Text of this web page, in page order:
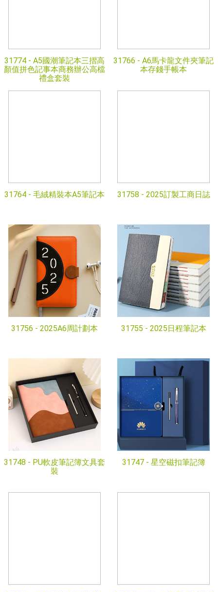
31774 - A5國潮筆記本三摺高
顏值拼色記事本商務辦公高檔
禮盒套裝
31766 - A6馬卡龍文件夾筆記
本存錢手帳本
31764 - 毛絨精裝本A5筆記本 31758 - 2025訂製工商日誌
31756 - 2025A6周計劃本 31755 - 2025日程筆記本
31748 - PU軟皮筆記簿文具套
裝
31747 - 星空磁扣筆記簿